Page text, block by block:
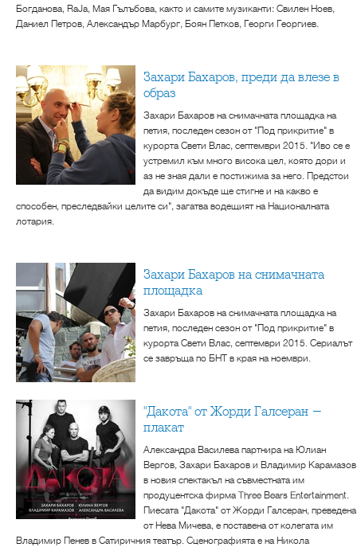
Богданова, RaJa, Mая Гълъбова, както и самите музиканти: Свилен Ноев,
Даниел Петров, Александър Марбург, Боян Петков, Георги Георгиев.
Захари Бахаров, преди да влезе в
образ
Захари Бахаров на снимачната площадка на
петия, последен сезон от "Под прикритие" в
курорта Свети Влас, септември 2015. "Иво се е
устремил към много висока цел, която дори и
аз не зная дали е постижима за него. Предстои
да видим докъде ще стигне и на какво е
способен, преследвайки целите си", загатва водещият на Националната
лотария.
Захари Бахаров на снимачната
площадка
Захари Бахаров на снимачната площадка на
петия, последен сезон от "Под прикритие" в
курорта Свети Влас, септември 2015. Сериалът
се завръща по БНТ в края на ноември.
"Дакота" от Жорди Галсеран -
плакат
Александра Василева партнира на Юлиан
Вергов, Захари Бахаров и Владимир Карамазов
в новия спектакъл на съвместната им
продуцентска фирма Three Bears Entertainment.
Пиесата "Дакота" от Жорди Галсеран, преведена
от Нева Мичева, е поставена от колегата им
Владимир Пенев в Сатиричния театър. Сценографията е на Никола